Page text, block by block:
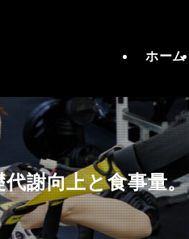
ホーム
謝向上と食事量。